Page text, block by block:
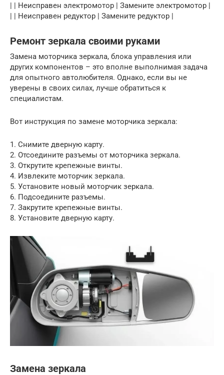
| | Неисправен электромотор | Замените электромотор |
| | Неисправен редуктор | Замените редуктор |
Ремонт зеркала своими руками
Замена моторчика зеркала, блока управления или
других компонентов – это вполне выполнимая задача
для опытного автолюбителя. Однако, если вы не
уверены в своих силах, лучше обратиться к
специалистам.
Вот инструкция по замене моторчика зеркала:
1. Снимите дверную карту.
2. Отсоедините разъемы от моторчика зеркала.
3. Открутите крепежные винты.
4. Извлеките моторчик зеркала.
5. Установите новый моторчик зеркала.
6. Подсоедините разъемы.
7. Закрутите крепежные винты.
8. Установите дверную карту.
Замена зеркала